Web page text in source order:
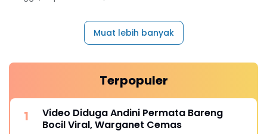
Muat lebih banyak
Terpopuler
Video Diduga Andini Permata Bareng
Bocil Viral, Warganet Cemas